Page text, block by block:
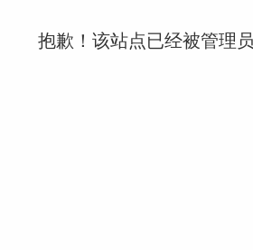
抱歉！该站点已经被管理